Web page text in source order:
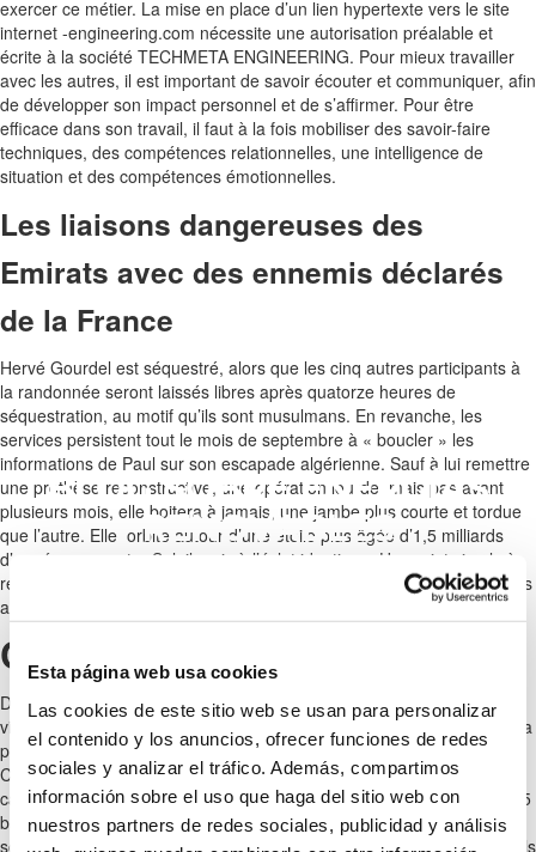
Esta página web usa cookies
Las cookies de este sitio web se usan para personalizar
el contenido y los anuncios, ofrecer funciones de redes
sociales y analizar el tráfico. Además, compartimos
información sobre el uso que haga del sitio web con
nuestros partners de redes sociales, publicidad y análisis
BLOG SOBRE ENERGÍAS
RENOVABLES
exercer ce métier. La mise en place d’un lien hypertexte vers le site
internet -engineering.com nécessite une autorisation préalable et
écrite à la société TECHMETA ENGINEERING. Pour mieux travailler
avec les autres, il est important de savoir écouter et communiquer, afin
de développer son impact personnel et de s’affirmer. Pour être
efficace dans son travail, il faut à la fois mobiliser des savoir-faire
techniques, des compétences relationnelles, une intelligence de
situation et des compétences émotionnelles.
Les liaisons dangereuses des
Emirats avec des ennemis déclarés
de la France
Hervé Gourdel est séquestré, alors que les cinq autres participants à
la randonnée seront laissés libres après quatorze heures de
séquestration, au motif qu’ils sont musulmans. En revanche, les
services persistent tout le mois de septembre à « boucler » les
informations de Paul sur son escapade algérienne. Sauf à lui remettre
une prothèse reconstructive, une opération lourde, mais pas avant
plusieurs mois, elle boitera à jamais, une jambe plus courte et tordue
que l’autre. Elle orbite autour d’une étoile plus âgée d’1,5 milliards
d’années que notre Soleil mais à l’éclat identique. Un projet simple à
réaliser comme je l’ai souvent expliqué en créant il y a de nombreuses
années le laboratoire d’idées « Les Clippers de Normandie ».
CÔTÉ MER
De toute façon, ça ne m’intéresse pas de durer – j’en deviendrai trop
vite un vieux kon, vieux j’y suis déjà, kon… probablement aussi – et ça
pourrait nuire « à la mission », à l’entreprise à diriger et redresser.
Ceci dit, je ne me prends pas pour un général étoilé, tout juste un
capitaine (trois barrettes) qui a seulement parfois, le rôle d’un colon (5
barrettes). Seuls ceux-là gagnent dans la bataille, dans les difficultés,
sous la grenaille et dans le bourbier des emmerdements quotidiens. Ils